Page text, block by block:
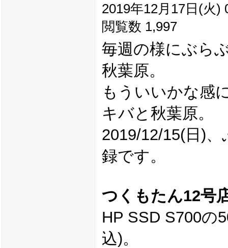
2019年12月17日(火)
閲覧数 1,997
毎週の様にぶら
秋葉原。
もういいかな感
キバと秋葉原。
2019/12/15(日)
録です。
つくもたん12号
HP SSD S700の
込)。